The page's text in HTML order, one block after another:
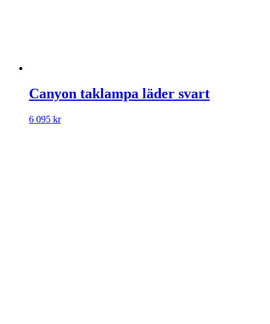
Canyon taklampa läder svart
6 095 kr